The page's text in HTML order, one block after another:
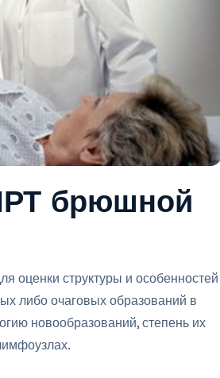
брюшной
оценки структуры и особенностей
либо очаговых образований в
новообразований, степень их